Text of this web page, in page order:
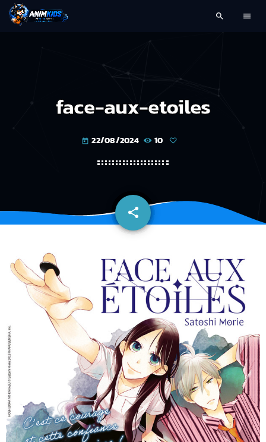
search menu
face-aux-etoiles
today 22/08/2024 10
share
email